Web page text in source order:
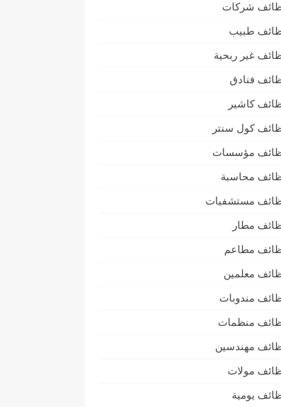
شركات
طبيب
غير ربحية
فنادق
كاشير
كول سنتر
مؤسسات
محاسبة
مستشفيات
مطار
مطاعم
معلمين
مندوبات
منظمات
مهندسين
مولات
يومية